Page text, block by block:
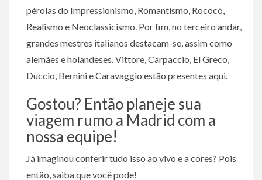
pérolas do Impressionismo, Romantismo, Rococó,
Realismo e Neoclassicismo. Por fim, no terceiro andar,
grandes mestres italianos destacam-se, assim como
alemães e holandeses. Vittore, Carpaccio, El Greco,
Duccio, Bernini e Caravaggio estão presentes aqui.
Gostou? Então planeje sua
viagem rumo a Madrid com a
nossa equipe!
Já imaginou conferir tudo isso ao vivo e a cores? Pois
então, saiba que você pode!